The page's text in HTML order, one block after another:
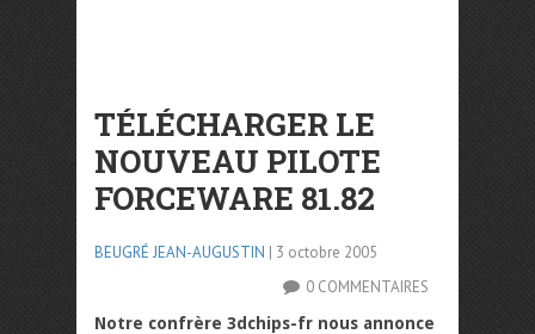
TÉLÉCHARGER LE
NOUVEAU PILOTE
FORCEWARE 81.82
BEUGRÉ JEAN-AUGUSTIN | 3 octobre 2005
0 COMMENTAIRES
Notre confrère 3dchips-fr nous annonce